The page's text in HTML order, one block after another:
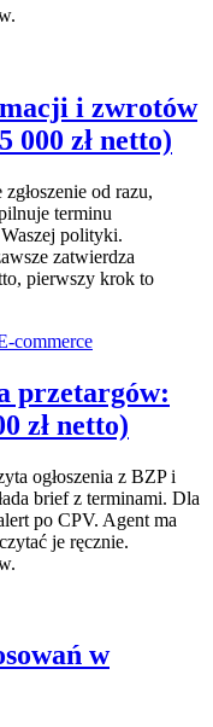
i zwrotów
000 zł netto)
od razu,
terminu
polityki.
zatwierdza
pierwszy krok to
commerce
przetargów:
zł netto)
ogłoszenia z BZP i
brief z terminami. Dla
po CPV. Agent ma
je ręcznie.
w